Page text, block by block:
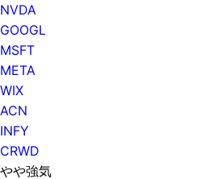
NVDA
GOOGL
MSFT
META
WIX
ACN
INFY
CRWD
やや強気